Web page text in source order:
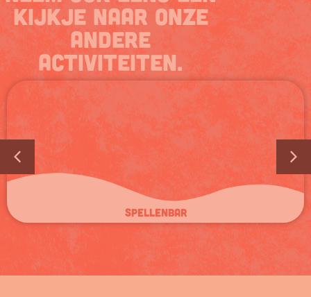
kijkje naar onze
andere
activiteiten.
Spellenbar